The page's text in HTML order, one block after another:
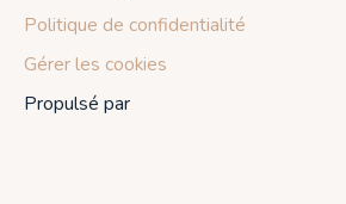
Politique de confidentialité
Gérer les cookies
Propulsé par